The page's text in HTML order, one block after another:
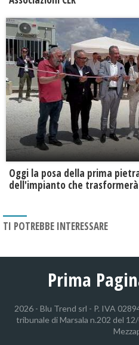
Oggi la posa della prima
dell'impianto che
TI POTREBBE INTERESSARE
Prima
2026 - Blu Trend srl - P. IVA
tribunale di Marsala n.202 del